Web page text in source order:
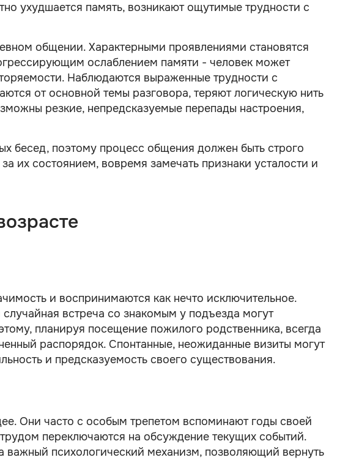
ухудшается память, возникают ощутимые трудности с
общении. Характерными проявлениями становятся
ослаблением памяти - человек может
Наблюдаются выраженные трудности с
от основной темы разговора, теряют логическую нить
резкие, непредсказуемые перепады настроения,
бесед, поэтому процесс общения должен быть строго
их состоянием, вовремя замечать признаки усталости и
и воспринимаются как нечто исключительное.
встреча со знакомым у подъезда могут
планируя посещение пожилого родственника, всегда
распорядок. Спонтанные, неожиданные визиты могут
и предсказуемость своего существования.
Они часто с особым трепетом вспоминают годы своей
переключаются на обсуждение текущих событий.
важный психологический механизм, позволяющий вернуть